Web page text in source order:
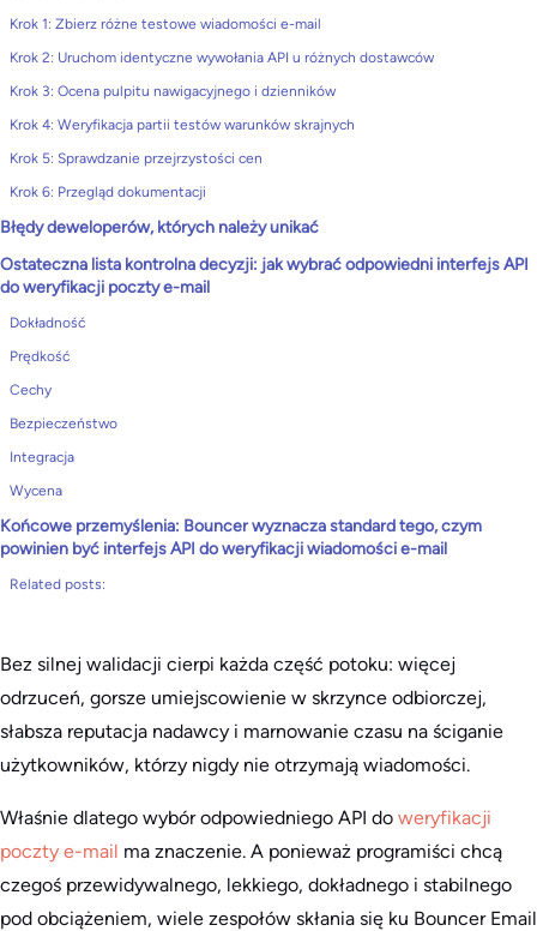
Krok 1: Zbierz różne testowe wiadomości e-mail
Krok 2: Uruchom identyczne wywołania API u różnych dostawców
Krok 3: Ocena pulpitu nawigacyjnego i dzienników
Krok 4: Weryfikacja partii testów warunków skrajnych
Krok 5: Sprawdzanie przejrzystości cen
Krok 6: Przegląd dokumentacji
Błędy deweloperów, których należy unikać
Ostateczna lista kontrolna decyzji: jak wybrać odpowiedni interfejs API
do weryfikacji poczty e-mail
Dokładność
Prędkość
Cechy
Bezpieczeństwo
Integracja
Wycena
Końcowe przemyślenia: Bouncer wyznacza standard tego, czym
powinien być interfejs API do weryfikacji wiadomości e-mail
Related posts:
Bez silnej walidacji cierpi każda część potoku: więcej
odrzuceń, gorsze umiejscowienie w skrzynce odbiorczej,
słabsza reputacja nadawcy i marnowanie czasu na ściganie
użytkowników, którzy nigdy nie otrzymają wiadomości.
Właśnie dlatego wybór odpowiedniego API do weryfikacji
poczty e-mail ma znaczenie. A ponieważ programiści chcą
czegoś przewidywalnego, lekkiego, dokładnego i stabilnego
pod obciążeniem, wiele zespołów skłania się ku Bouncer Email